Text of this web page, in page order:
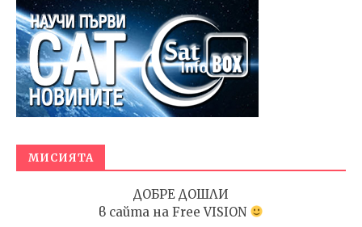
МИСИЯТА
ДОБРЕ ДОШЛИ
в сайта на Free VISION